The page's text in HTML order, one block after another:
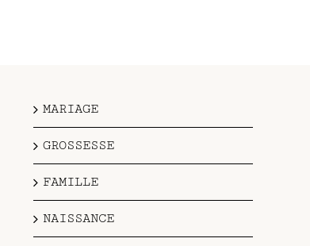
MARIAGE
GROSSESSE
FAMILLE
NAISSANCE